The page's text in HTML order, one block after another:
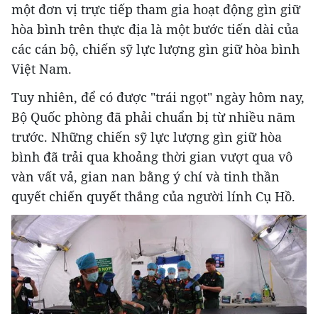
một đơn vị trực tiếp tham gia hoạt động gìn giữ
hòa bình trên thực địa là một bước tiến dài của
các cán bộ, chiến sỹ lực lượng gìn giữ hòa bình
Việt Nam.
Tuy nhiên, để có được "trái ngọt" ngày hôm nay,
Bộ Quốc phòng đã phải chuẩn bị từ nhiều năm
trước. Những chiến sỹ lực lượng gìn giữ hòa
bình đã trải qua khoảng thời gian vượt qua vô
vàn vất vả, gian nan bằng ý chí và tinh thần
quyết chiến quyết thắng của người lính Cụ Hồ.